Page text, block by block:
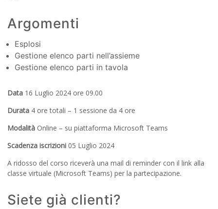
Argomenti
Esplosi
Gestione elenco parti nell’assieme
Gestione elenco parti in tavola
Data 16 Luglio 2024 ore 09.00
Durata 4 ore totali – 1 sessione da 4 ore
Modalità Online – su piattaforma Microsoft Teams
Scadenza iscrizioni 05 Luglio 2024
A ridosso del corso riceverà una mail di reminder con il link alla
classe virtuale (Microsoft Teams) per la partecipazione.
Siete già clienti?